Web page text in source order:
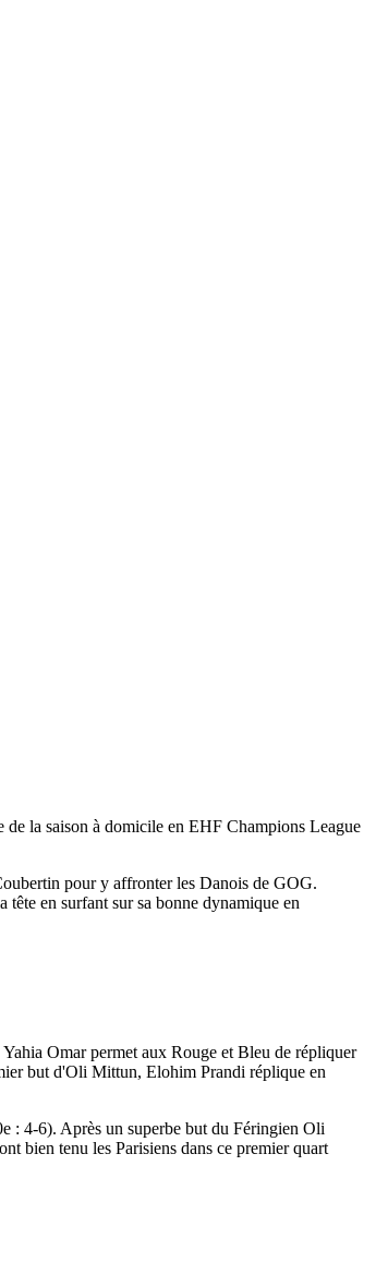
la saison à domicile en EHF Champions League
pour y affronter les Danois de GOG.
en surfant sur sa bonne dynamique en
Omar permet aux Rouge et Bleu de répliquer
but d'Oli Mittun, Elohim Prandi réplique en
: 4-6). Après un superbe but du Féringien Oli
bien tenu les Parisiens dans ce premier quart